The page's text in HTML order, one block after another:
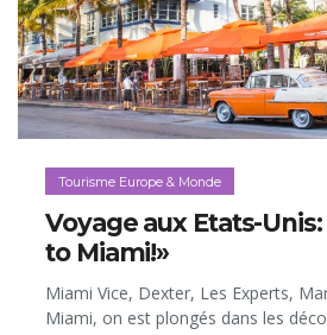
Tourisme Europe & Monde
Voyage aux Etats-
to Miami!»
Miami Vice, Dexter, Les Experts,
Miami, on est plongés dans les